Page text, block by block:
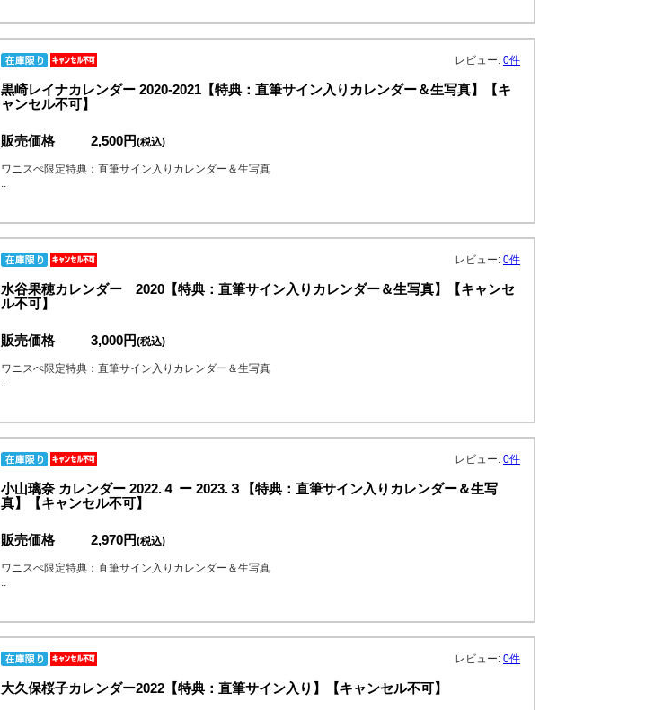
レビュー: 0件
黒崎レイナカレンダー 2020-2021【特典：直筆サイン入りカレンダー＆生写真】【キ
ャンセル不可】
販売価格 2,500円(税込)
ワニスぺ限定特典：直筆サイン入りカレンダー＆生写真
..
レビュー: 0件
水谷果穂カレンダー 2020【特典：直筆サイン入りカレンダー＆生写真】【キャンセ
ル不可】
販売価格 3,000円(税込)
ワニスぺ限定特典：直筆サイン入りカレンダー＆生写真
..
レビュー: 0件
小山璃奈 カレンダー 2022.４ ー 2023.３【特典：直筆サイン入りカレンダー＆生写
真】【キャンセル不可】
販売価格 2,970円(税込)
ワニスぺ限定特典：直筆サイン入りカレンダー＆生写真
..
レビュー: 0件
大久保桜子カレンダー2022【特典：直筆サイン入り】【キャンセル不可】